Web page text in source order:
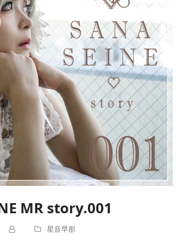
MR story.001
星音早那